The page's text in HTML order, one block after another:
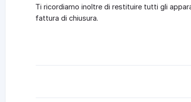
Ti ricordiamo inoltre di restituire tutti gli
fattura di chiusura.